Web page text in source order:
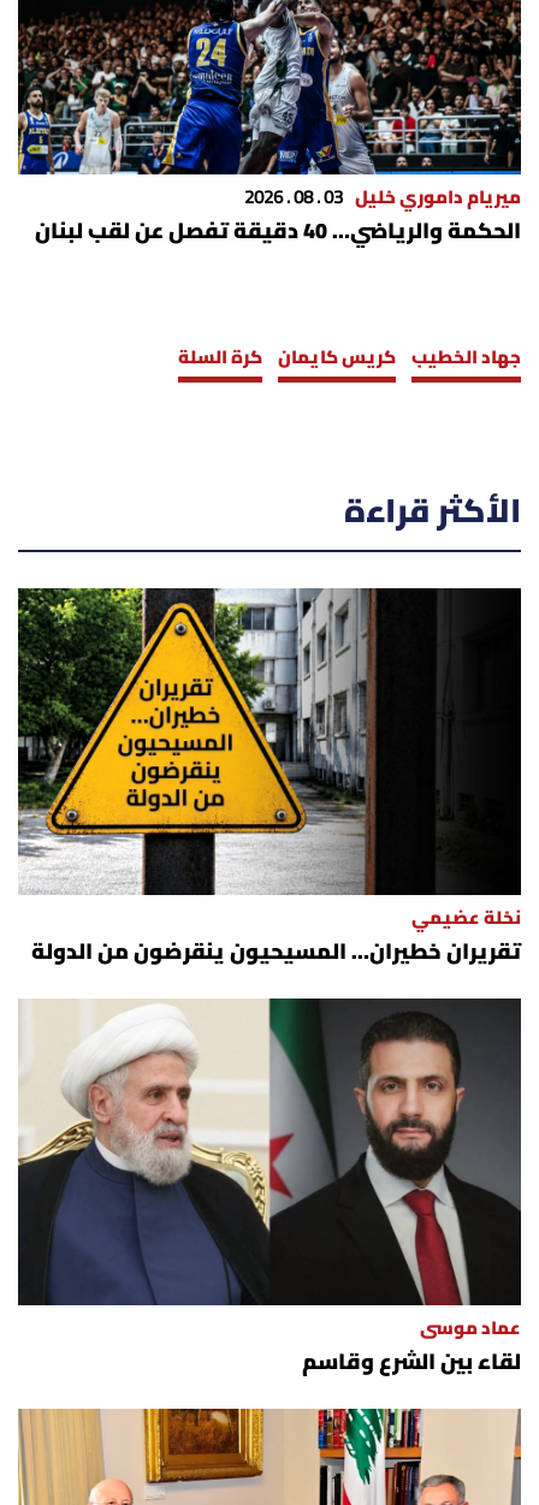
ميريام داموري خليل 03 . 08 . 2026
الحكمة والرياضي… 40 دقيقة تفصل عن لقب لبنان
جهاد الخطيب كريس كايمان كرة السلة
الأكثر قراءة
نخلة عضيمي
تقريران خطيران… المسيحيون ينقرضون من الدولة
عماد موسى
لقاء بين الشرع وقاسم